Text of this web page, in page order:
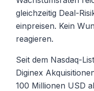
gleichzeitig Deal-
einpreisen. Kein
reagieren.
Seit dem Nasdaq-
Diginex
100 Millionen USD